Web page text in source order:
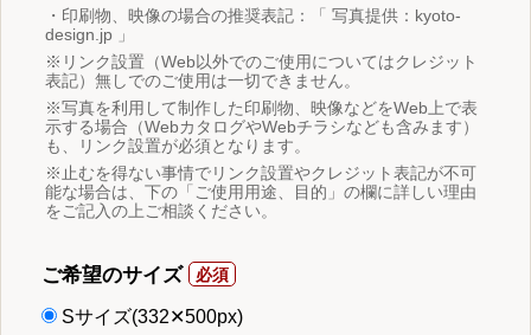
・印刷物、映像の場合の推奨表記：「 写真提供：kyoto-
design.jp 」
※リンク設置（Web以外でのご使用についてはクレジット
表記）無しでのご使用は一切できません。
※写真を利用して制作した印刷物、映像などをWeb上で表
示する場合（WebカタログやWebチラシなども含みます）
も、リンク設置が必須となります。
※止むを得ない事情でリンク設置やクレジット表記が不可
能な場合は、下の「ご使用用途、目的」の欄に詳しい理由
をご記入の上ご相談ください。
ご希望のサイズ
Sサイズ(332✕500px)